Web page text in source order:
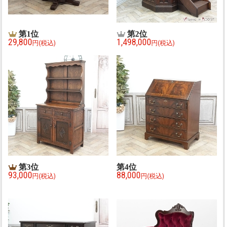
第1位
29,800 円(税込)
第2位
1,498,000 円(税込)
第3位
93,000 円(税込)
第4位
88,000 円(税込)